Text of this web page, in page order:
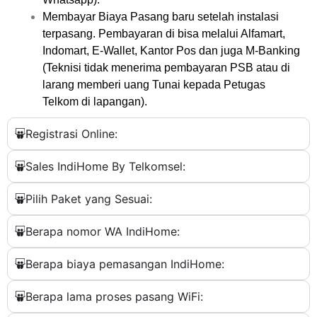
Membayar Biaya Pasang baru setelah instalasi
terpasang. Pembayaran di bisa melalui Alfamart,
Indomart, E-Wallet, Kantor Pos dan juga M-Banking
(Teknisi tidak menerima pembayaran PSB atau di
larang memberi uang Tunai kepada Petugas
Telkom di lapangan).
Registrasi Online:
Sales IndiHome By Telkomsel:
Pilih Paket yang Sesuai:
Berapa nomor WA IndiHome:
Berapa biaya pemasangan IndiHome:
Berapa lama proses pasang WiFi: